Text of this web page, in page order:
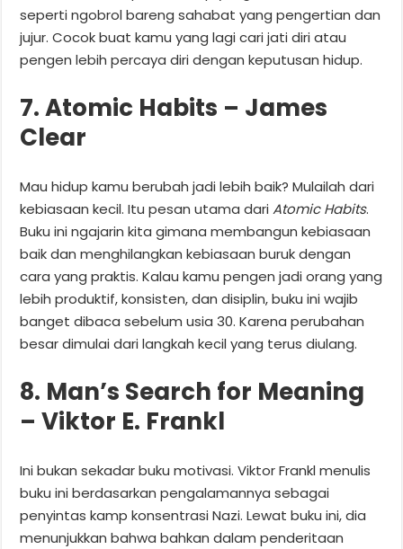
seperti ngobrol bareng sahabat yang pengertian dan
jujur. Cocok buat kamu yang lagi cari jati diri atau
pengen lebih percaya diri dengan keputusan hidup.
7. Atomic Habits – James
Clear
Mau hidup kamu berubah jadi lebih baik? Mulailah dari
kebiasaan kecil. Itu pesan utama dariAtomic Habits.
Buku ini ngajarin kita gimana membangun kebiasaan
baik dan menghilangkan kebiasaan buruk dengan
cara yang praktis. Kalau kamu pengen jadi orang yang
lebih produktif, konsisten, dan disiplin, buku ini wajib
banget dibaca sebelum usia 30. Karena perubahan
besar dimulai dari langkah kecil yang terus diulang.
8. Man’s Search for Meaning
– Viktor E. Frankl
Ini bukan sekadar buku motivasi. Viktor Frankl menulis
buku ini berdasarkan pengalamannya sebagai
penyintas kamp konsentrasi Nazi. Lewat buku ini, dia
menunjukkan bahwa bahkan dalam penderitaan